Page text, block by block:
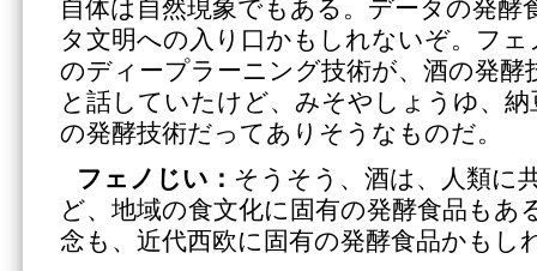
自体は自然現象でもある。データの発酵
タ文明への入り口かもしれないぞ。フ
のディープラーニング技術が、酒の発
と話していたけど、みそやしょうゆ、
の発酵技術だってありそうなものだ。
フェノじい： そうそう、酒は、人類に
ど、地域の食文化に固有の発酵食品もあ
念も、近代西欧に固有の発酵食品かもし